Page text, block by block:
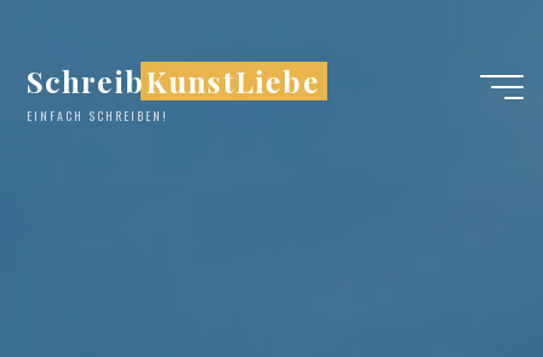
springen
SchreibKunstLiebe
EINFACH SCHREIBEN!